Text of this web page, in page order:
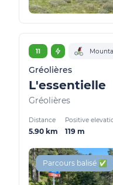
11
Gréolières
L'essentielle
Gréolières
Distance
5.90 km
Positive
119 m
Parcours balisé ✅